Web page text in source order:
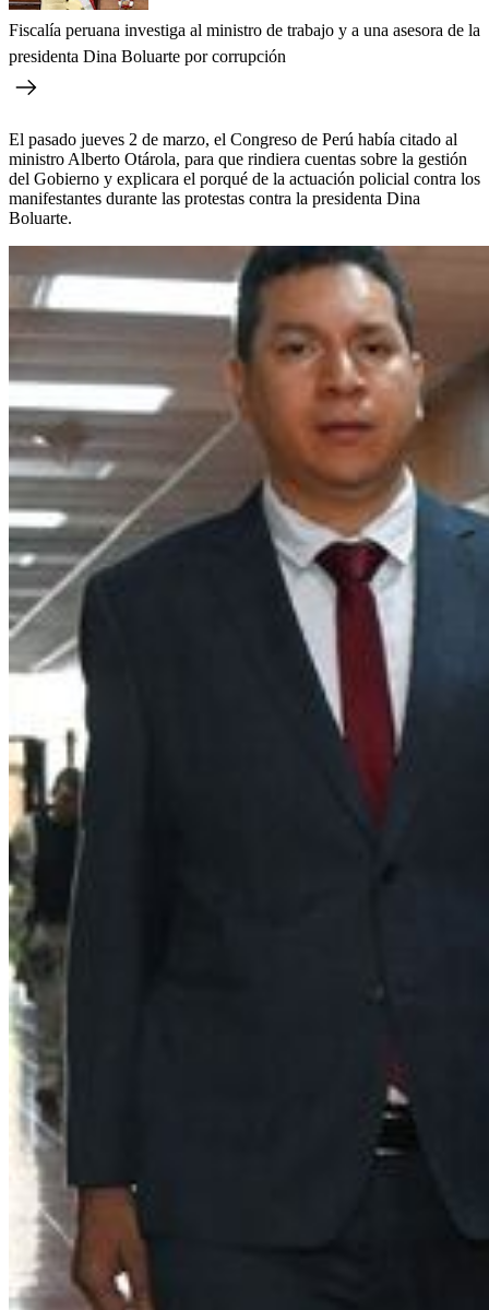
Fiscalía peruana investiga al ministro de trabajo y a una asesora de la
presidenta Dina Boluarte por corrupción
El pasado jueves 2 de marzo, el Congreso de Perú había citado al
ministro Alberto Otárola, para que rindiera cuentas sobre la gestión
del Gobierno y explicara el porqué de la actuación policial contra los
manifestantes durante las protestas contra la presidenta Dina
Boluarte.